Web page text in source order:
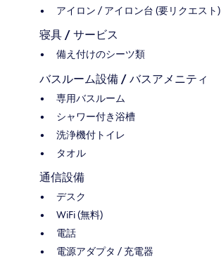
アイロン / アイロン台 (要リクエスト)
寝具 / サービス
備え付けのシーツ類
バスルーム設備 / バスアメニティ
専用バスルーム
シャワー付き浴槽
洗浄機付トイレ
タオル
通信設備
デスク
WiFi (無料)
電話
電源アダプタ / 充電器